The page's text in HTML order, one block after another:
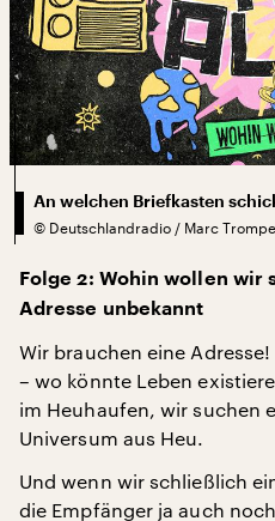
An welchen Briefkasten
© Deutschlandradio / Marc
Folge 2: Wohin wollen wir
Adresse unbekannt
Wir brauchen eine
– wo könnte Leben
im Heuhaufen, wir suchen
Universum aus Heu.
Und wenn wir schließlich
die Empfänger ja auch